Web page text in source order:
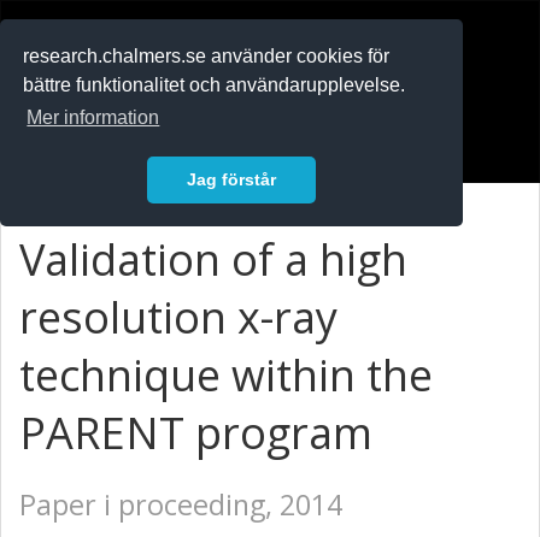
research.chalmers.se använder cookies för
bättre funktionalitet och användarupplevelse.
Mer information
Jag förstår
Validation of a high
resolution x-ray
technique within the
PARENT program
Paper i proceeding, 2014